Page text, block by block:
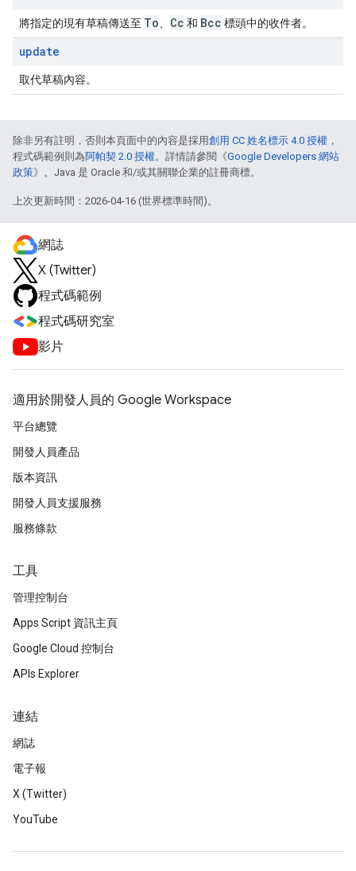
將指定的現有草稿傳送至 To Cc 和 Bcc 標頭中的收件者。
update
取代草稿內容。
除非另有註明，否則本頁面中的內容是採用創用 CC 姓名標示 4.0 授權 ，
程式碼範例則為阿帕契 2.0 授權。詳情請參閱《Google Developers 網站
政策》。Java 是 Oracle 和/或其關聯企業的註冊商標。
上次更新時間：2026-04-16 (世界標準時間)。
網誌
X (Twitter)
程式碼範例
程式碼研究室
影片
適用於開發人員的 Google Workspace
平台總覽
開發人員產品
版本資訊
開發人員支援服務
服務條款
工具
管理控制台
Apps Script 資訊主頁
Google Cloud 控制台
APIs Explorer
連結
網誌
電子報
X (Twitter)
YouTube